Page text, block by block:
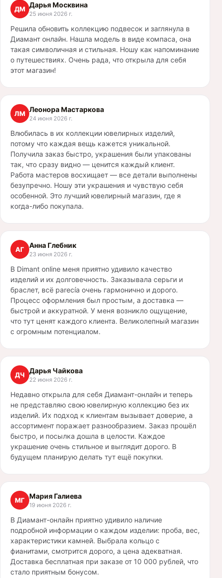
ДМ Дарья Москвина
25 июня 2026 г.
Решила обновить коллекцию подвесок и заглянула в
Диамант онлайн. Нашла модель в виде компаса, она
такая символичная и стильная. Ношу как напоминание
о путешествиях. Очень рада, что открыла для себя
этот магазин!
ЛМ Леонора Мастаркова
24 июня 2026 г.
Влюбилась в их коллекции ювелирных изделий,
потому что каждая вещь кажется уникальной.
Получила заказ быстро, украшения были упакованы
так, что сразу видно — ценится каждый клиент.
Работа мастеров восхищает — все детали выполнены
безупречно. Ношу эти украшения и чувствую себя
особенной. Это лучший ювелирный магазин, где я
когда-либо покупала.
АГ Анна Глебник
23 июня 2026 г.
В Dimant online меня приятно удивило качество
изделий и их долговечность. Заказывала серьги и
браслет, всё parecía очень гармонично и дорого.
Процесс оформления был простым, а доставка —
быстрой и аккуратной. У меня возникло ощущение,
что тут ценят каждого клиента. Великолепный магазин
с огромным потенциалом.
ДЧ Дарья Чайкова
22 июня 2026 г.
Недавно открыла для себя Диамант-онлайн и теперь
не представляю свою ювелирную коллекцию без их
изделий. Их подход к клиентам вызывает доверие, а
ассортимент поражает разнообразием. Заказ прошёл
быстро, и посылка дошла в целости. Каждое
украшение очень стильное и выглядит дорого. В
будущем планирую делать тут ещё покупки.
МГ Мария Галиева
19 июня 2026 г.
В Диамант-онлайн приятно удивило наличие
подробной информации о каждом изделии: проба, вес,
характеристики камней. Выбрала кольцо с
фианитами, смотрится дорого, а цена адекватная.
Доставка бесплатная при заказе от 10 000 рублей, что
стало приятным бонусом.